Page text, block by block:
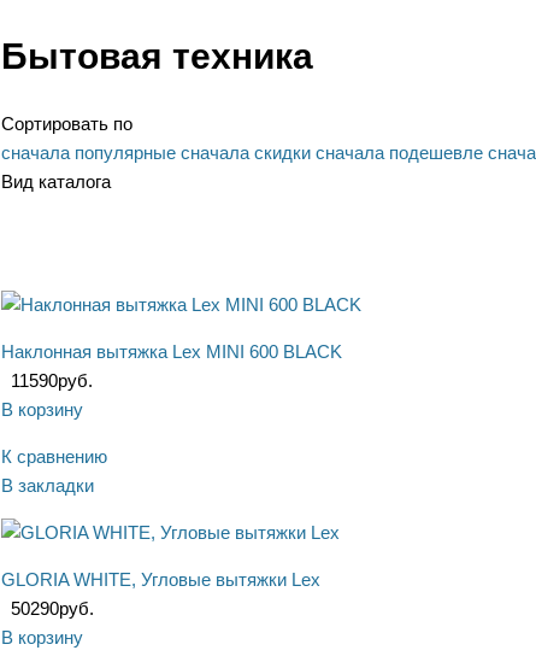
Бытовая техника
Сортировать по
сначала популярные сначала скидки сначала подешевле
Вид каталога
Наклонная вытяжка Lex MINI 600 BLACK
11590руб.
В корзину
К сравнению
В закладки
GLORIA WHITE, Угловые вытяжки Lex
50290руб.
В корзину